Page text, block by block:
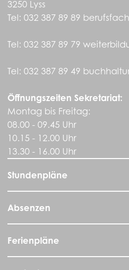
3250 Lyss
Tel: 032 387 89 89
Tel: 032 387 89 79
Tel: 032 387 89 49
Öffnungszeiten Sekretariat:
Montag bis Freitag:
08.00 - 09.45 Uhr
10.15 - 12.00 Uhr
13.30 - 16.00 Uhr
Stundenpläne
Absenzen
Ferienpläne